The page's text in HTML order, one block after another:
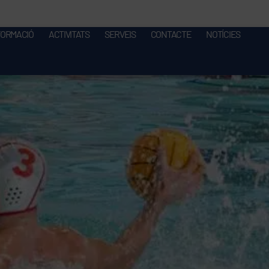
ACTIVITATS SERVEIS CONTACTE NOTÍCIES